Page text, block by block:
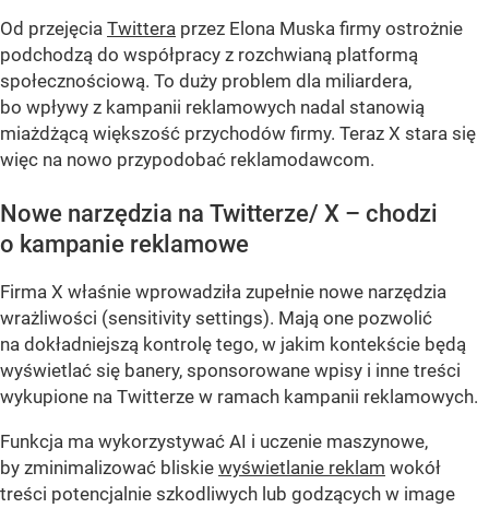
Od przejęcia Twittera przez Elona Muska firmy ostrożnie
podchodzą do współpracy z rozchwianą platformą
społecznościową. To duży problem dla miliardera,
bo wpływy z kampanii reklamowych nadal stanowią
miażdżącą większość przychodów firmy. Teraz X stara się
więc na nowo przypodobać reklamodawcom.
Nowe narzędzia na Twitterze/ X – chodzi
o kampanie reklamowe
Firma X właśnie wprowadziła zupełnie nowe narzędzia
wrażliwości (sensitivity settings). Mają one pozwolić
na dokładniejszą kontrolę tego, w jakim kontekście będą
wyświetlać się banery, sponsorowane wpisy i inne treści
wykupione na Twitterze w ramach kampanii reklamowych.
Funkcja ma wykorzystywać AI i uczenie maszynowe,
by zminimalizować bliskie wyświetlanie reklam wokół
treści potencjalnie szkodliwych lub godzących w image